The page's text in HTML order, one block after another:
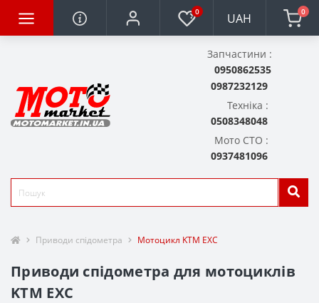
0 UAH 0
Запчастини :
0950862535
0987232129
Техніка :
0508348048
Мото СТО :
0937481096
Приводи спідометра Мотоцикл KTM EXC
Приводи спідометра для мотоциклів
KTM EXC